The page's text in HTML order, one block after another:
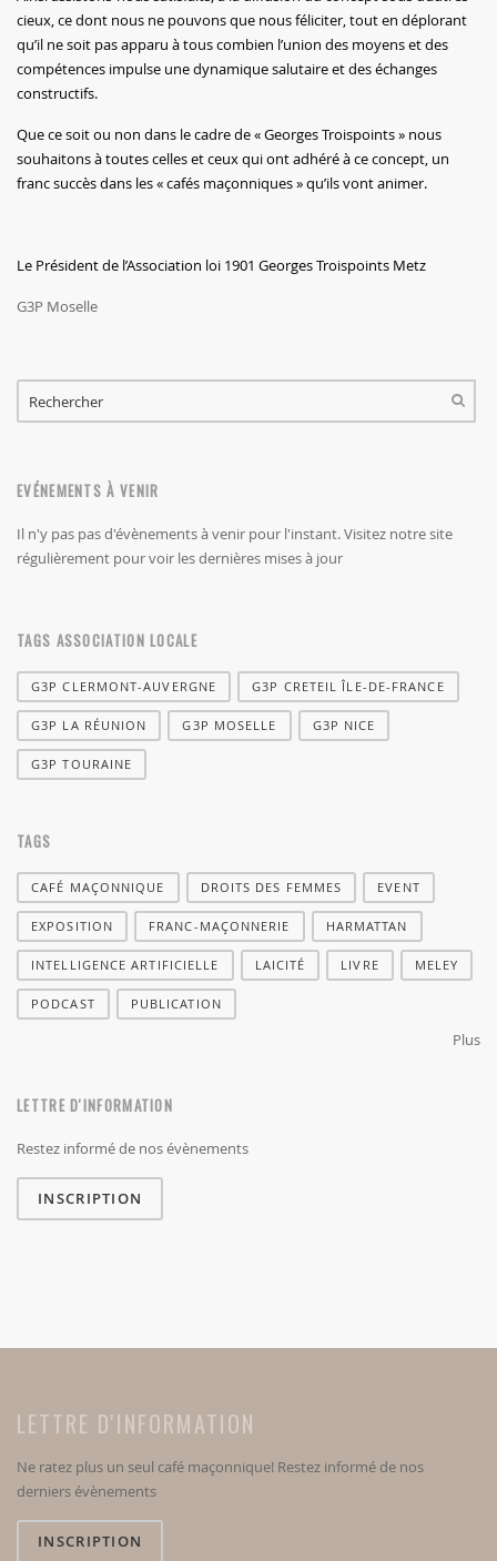
cieux, ce dont nous ne pouvons que nous féliciter, tout en déplorant
qu’il ne soit pas apparu à tous combien l’union des moyens et des
compétences impulse une dynamique salutaire et des échanges
constructifs.
Que ce soit ou non dans le cadre de « Georges Troispoints » nous
souhaitons à toutes celles et ceux qui ont adhéré à ce concept, un
franc succès dans les « cafés maçonniques » qu’ils vont animer.
Le Président de l’Association loi 1901 Georges Troispoints Metz
G3P Moselle
FORMULAIRE DE RECHERCHE
EVÉNEMENTS À VENIR
Il n'y pas pas d'évènements à venir pour l'instant. Visitez notre site
régulièrement pour voir les dernières mises à jour
TAGS ASSOCIATION LOCALE
G3P CLERMONT-AUVERGNE G3P CRETEIL ÎLE-DE-FRANCE
G3P LA RÉUNION G3P MOSELLE G3P NICE
G3P TOURAINE
TAGS
CAFÉ MAÇONNIQUE DROITS DES FEMMES EVENT
EXPOSITION FRANC-MAÇONNERIE HARMATTAN
INTELLIGENCE ARTIFICIELLE LAICITÉ LIVRE MELEY
PODCAST PUBLICATION
Plus
LETTRE D'INFORMATION
Restez informé de nos évènements
INSCRIPTION
LETTRE D'INFORMATION
Ne ratez plus un seul café maçonnique! Restez informé de nos
derniers évènements
INSCRIPTION